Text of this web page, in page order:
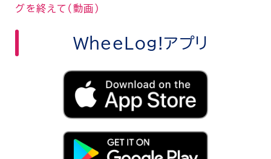
グを終えて（動画）
WheeLog!アプリ